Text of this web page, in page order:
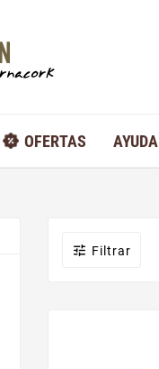
OFERTAS AYUDA
 Filtrar